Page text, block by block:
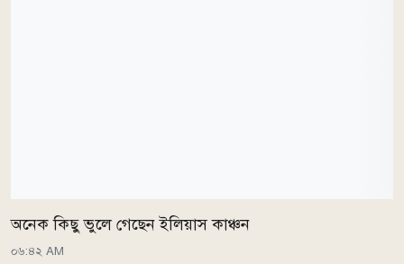
অনেক কিছু ভুলে গেছেন ইলিয়াস কাঞ্চন
০৬:৪২ AM